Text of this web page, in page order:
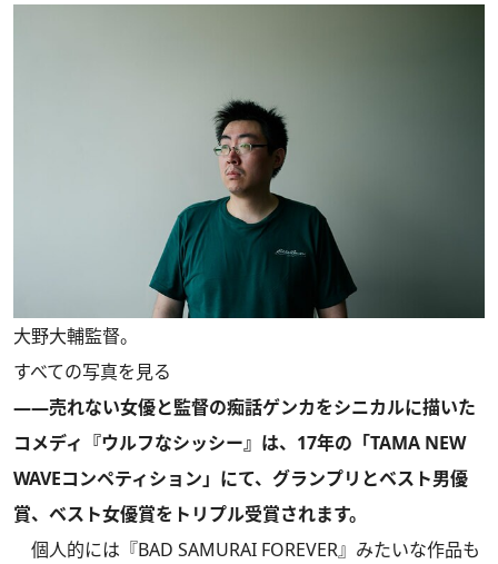
大野大輔監督。
すべての写真を見る
――売れない女優と監督の痴話ゲンカをシニカルに描いた
コメディ『ウルフなシッシー』は、17年の「TAMA NEW
WAVEコンペティション」にて、グランプリとベスト男優
賞、ベスト女優賞をトリプル受賞されます。
個人的には『BAD SAMURAI FOREVER』みたいな作品も